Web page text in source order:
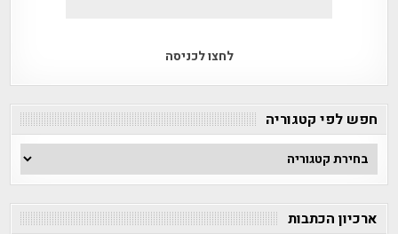
לחצו לכניסה
חפש לפי קטגוריה
חפש
לפי
ארכיון הכתבות